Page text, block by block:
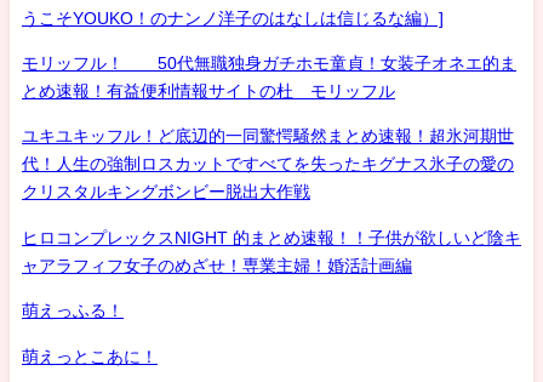
うこそYOUKO！のナンノ洋子のはなしは信じるな編）]
モリッフル！ 50代無職独身ガチホモ童貞！女装子オネエ的ま
とめ速報！有益便利情報サイトの杜 モリッフル
ユキユキッフル！ど底辺的一同驚愕騒然まとめ速報！超氷河期世
代！人生の強制ロスカットですべてを失ったキグナス氷子の愛の
クリスタルキングボンビー脱出大作戦
ヒロコンプレックスNIGHT 的まとめ速報！！子供が欲しいど陰キ
ャアラフィフ女子のめざせ！専業主婦！婚活計画編
萌えっふる！
萌えっとこあに！